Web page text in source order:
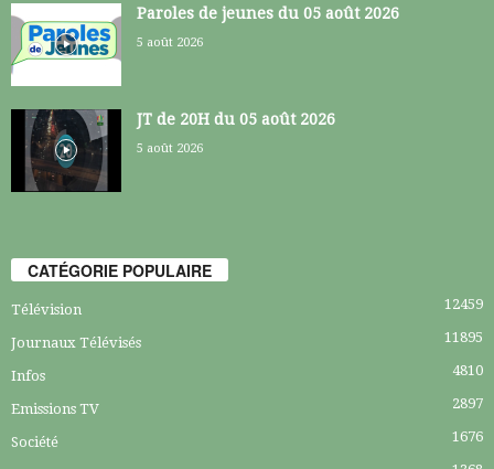
Paroles de jeunes du 05 août 2026
5 août 2026
JT de 20H du 05 août 2026
5 août 2026
CATÉGORIE POPULAIRE
Télévision 12459
Journaux Télévisés 11895
Infos 4810
Emissions TV 2897
Société 1676